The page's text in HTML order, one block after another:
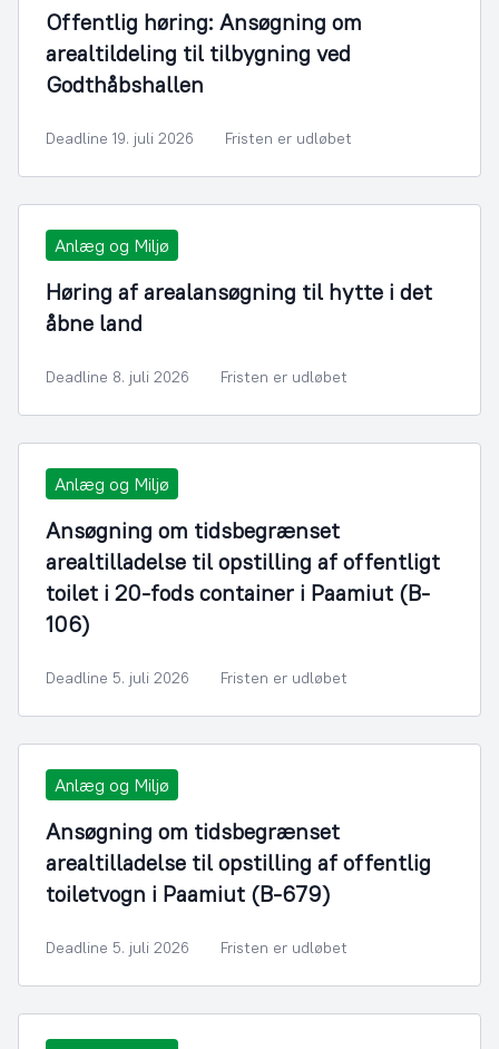
Offentlig høring: Ansøgning om
arealtildeling til tilbygning ved
Godthåbshallen
Deadline 19. juli 2026 Fristen er udløbet
Anlæg og Miljø
Høring af arealansøgning til hytte i det
åbne land
Deadline 8. juli 2026 Fristen er udløbet
Anlæg og Miljø
Ansøgning om tidsbegrænset
arealtilladelse til opstilling af offentligt
toilet i 20-fods container i Paamiut (B-
106)
Deadline 5. juli 2026 Fristen er udløbet
Anlæg og Miljø
Ansøgning om tidsbegrænset
arealtilladelse til opstilling af offentlig
toiletvogn i Paamiut (B-679)
Deadline 5. juli 2026 Fristen er udløbet